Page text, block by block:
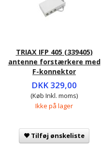
TRIAX IFP 405 (339405)
antenne forstærkere med
F-konnektor
DKK 329,00
(Køb Inkl. moms)
Ikke på lager
Tilføj ønskeliste